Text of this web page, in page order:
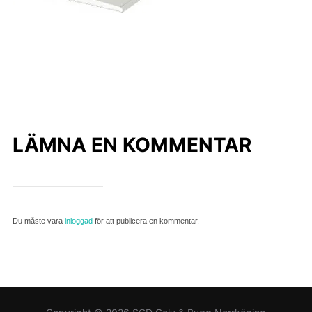
LÄMNA EN KOMMENTAR
Du måste vara inloggadför att publicera en kommentar.